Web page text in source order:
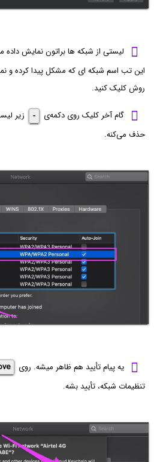
این تب اسم شبکه ای که مشکل پیدا کرده و
روش کلیک کنید.
گام آخر کلیک روی دکمه‌ی -
زیر
حذف می‌کنه.
یه پیام تأیید هم ظاهر میشه. روی
تنظیمات شبکه، تأیید بشه.